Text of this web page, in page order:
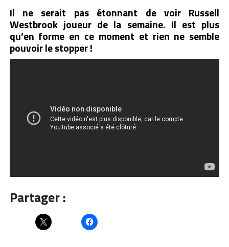
Il ne serait pas étonnant de voir Russell
Westbrook joueur de la semaine. Il est plus
qu’en forme en ce moment et rien ne semble
pouvoir le stopper !
Partager :